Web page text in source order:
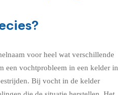
voor heel wat verschillende
een vochtprobleem in een kelder in
Bij vocht in de kelder